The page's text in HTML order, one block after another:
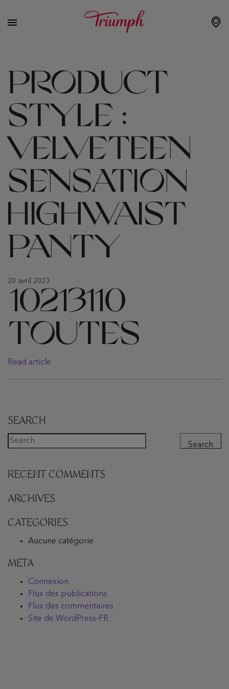
PRODUCT
STYLE :
VELVETEEN
SENSATION
HIGHWAIST
PANTY
20 avril 2023
10213110
TOUTES
Read article
SEARCH
Search
RECENT COMMENTS
ARCHIVES
CATEGORIES
Aucune catégorie
META
Connexion
Flux des publications
Flux des commentaires
Site de WordPress-FR